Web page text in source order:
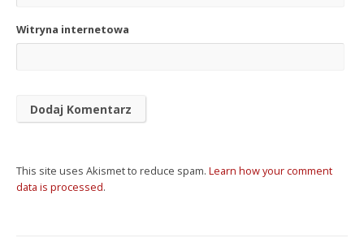
Witryna internetowa
This site uses Akismet to reduce spam. Learn how your comment
data is processed.